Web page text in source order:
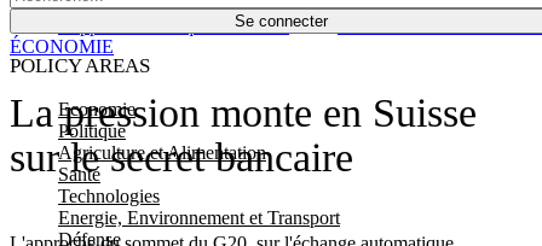
Se connecter
POLICY AREAS
Economie
Politique
Agriculture et Alimentation
Santé
Technologies
Energie, Environnement et Transport
Défense
Économie
La pression monte en Suisse
sur le secret bancaire
ÉCONOMIE